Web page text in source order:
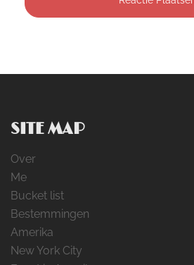
SITE MAP
Over
Me
Bucket list
Bestemmingen
Amerika
New York City